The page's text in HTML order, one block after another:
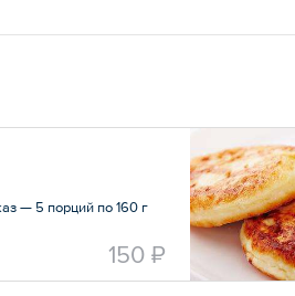
— 5 порций по 160 г
150 ₽